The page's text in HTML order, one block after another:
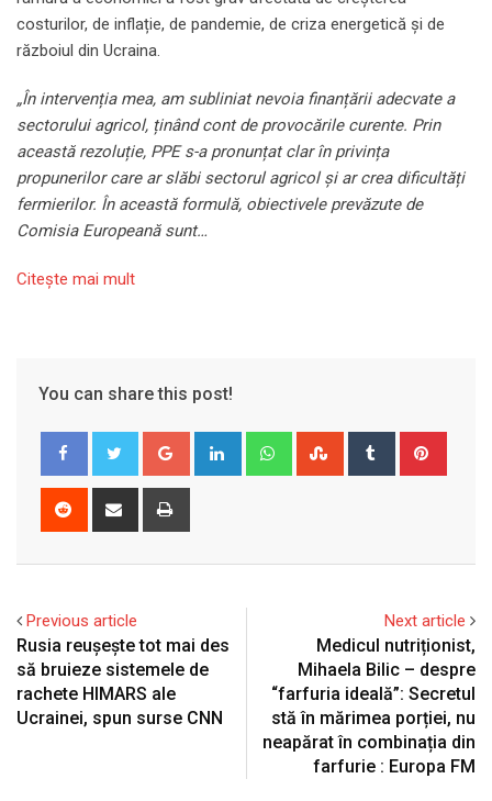
costurilor, de inflație, de pandemie, de criza energetică și de
războiul din Ucraina.
„În intervenția mea, am subliniat nevoia finanțării adecvate a
sectorului agricol, ținând cont de provocările curente. Prin
această rezoluție, PPE s-a pronunțat clar în privința
propunerilor care ar slăbi sectorul agricol și ar crea dificultăți
fermierilor. În această formulă, obiectivele prevăzute de
Comisia Europeană sunt…
Citeşte mai mult
You can share this post!
Google+ LinkedIn WhatsappStumbleUpon
Tumblr
Reddit
Share
Previous article
Rusia reuşeşte tot mai des
să bruieze sistemele de
rachete HIMARS ale
Ucrainei, spun surse CNN
Next article
Medicul nutriționist,
Mihaela Bilic – despre
“farfuria ideală”: Secretul
stă în mărimea porției, nu
neapărat în combinația din
farfurie : Europa FM